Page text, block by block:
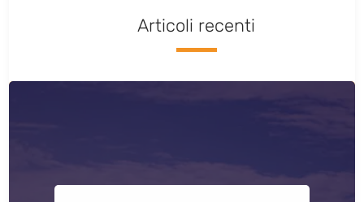
Articoli recenti